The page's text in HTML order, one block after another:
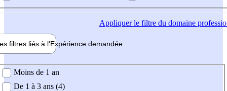
Appliquerle filtre du domaine
filtres liés à l'Expérience demandée
demandée
Moins de 1 an
De 1 à 3 ans (4)